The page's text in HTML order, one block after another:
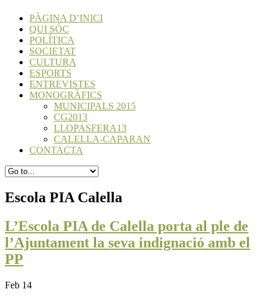
PÀGINA D’INICI
QUI SÓC
POLÍTICA
SOCIETAT
CULTURA
ESPORTS
ENTREVISTES
MONOGRÀFICS
MUNICIPALS 2015
CG2013
LLOPASFERA13
CALELLA-CAPARAN
CONTACTA
Escola PIA Calella
L’Escola PIA de Calella porta al ple de
l’Ajuntament la seva indignació amb el
PP
Feb 14